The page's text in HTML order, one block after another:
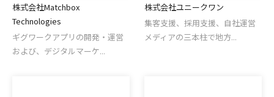
株式会社Matchbox
Technologies
ギグワークアプリの開発・運営
および、デジタルマーケ...
株式会社ユニークワン
集客⽀援、採⽤⽀援、⾃社運営
メディアの三本柱で地⽅...